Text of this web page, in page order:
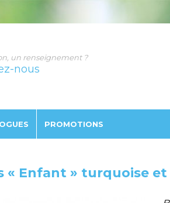
un renseignement ?
nous
PROMOTIONS
« Enfant » turquoise